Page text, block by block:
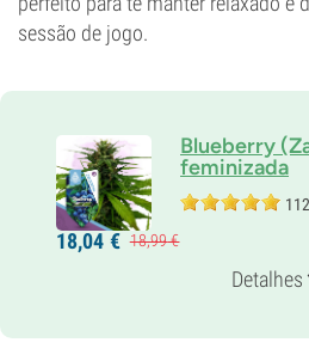
sessão de jogo.
Blueberry
feminizada
112
Pais
Purple Thai x Thai
20% Sativa
8-9 semanas
18,04 € 18,99€
Detalhes